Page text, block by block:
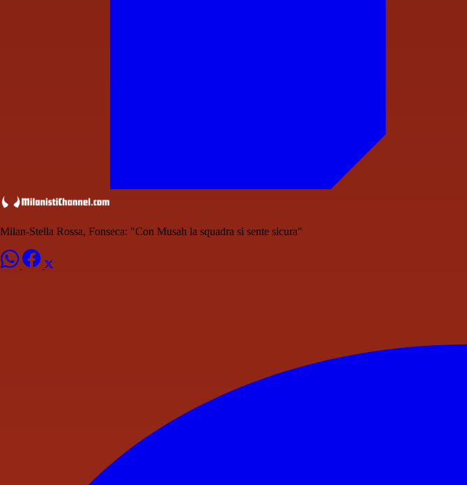
Milan-Stella Rossa, Fonseca: "Con Musah la squadra si sente sicura"